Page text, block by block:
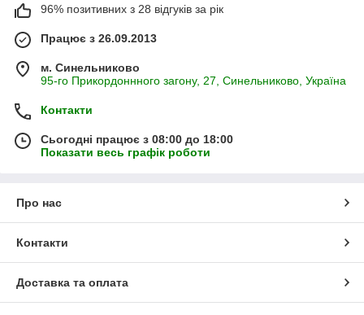
96% позитивних з 28 відгуків за рік
Працює з 26.09.2013
м. Синельниково
95-го Прикордоннного загону, 27, Синельниково, Україна
Контакти
Сьогодні працює з 08:00 до 18:00
Показати весь графік роботи
Про нас
Контакти
Доставка та оплата